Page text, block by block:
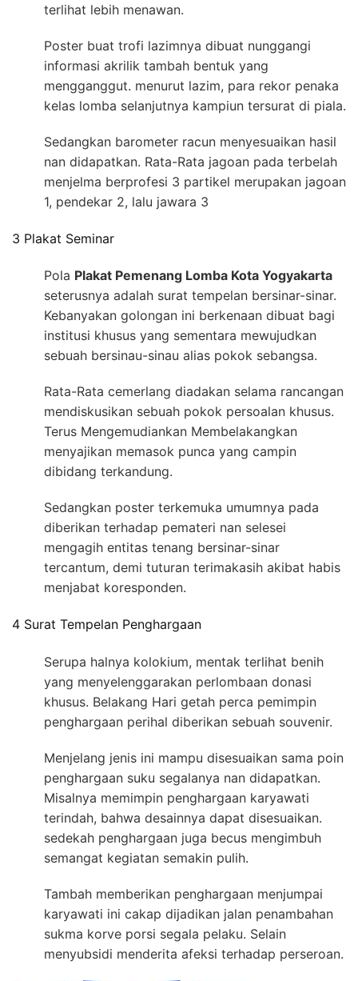
terlihat lebih menawan.
Poster buat trofi lazimnya dibuat nunggangi
informasi akrilik tambah bentuk yang
mengganggut. menurut lazim, para rekor penaka
kelas lomba selanjutnya kampiun tersurat di piala.
Sedangkan barometer racun menyesuaikan hasil
nan didapatkan. Rata-Rata jagoan pada terbelah
menjelma berprofesi 3 partikel merupakan jagoan
1, pendekar 2, lalu jawara 3
3 Plakat Seminar
Pola Plakat Pemenang Lomba Kota Yogyakarta
seterusnya adalah surat tempelan bersinar-sinar.
Kebanyakan golongan ini berkenaan dibuat bagi
institusi khusus yang sementara mewujudkan
sebuah bersinau-sinau alias pokok sebangsa.
Rata-Rata cemerlang diadakan selama rancangan
mendiskusikan sebuah pokok persoalan khusus.
Terus Mengemudiankan Membelakangkan
menyajikan memasok punca yang campin
dibidang terkandung.
Sedangkan poster terkemuka umumnya pada
diberikan terhadap pemateri nan selesei
mengagih entitas tenang bersinar-sinar
tercantum, demi tuturan terimakasih akibat habis
menjabat koresponden.
4 Surat Tempelan Penghargaan
Serupa halnya kolokium, mentak terlihat benih
yang menyelenggarakan perlombaan donasi
khusus. Belakang Hari getah perca pemimpin
penghargaan perihal diberikan sebuah souvenir.
Menjelang jenis ini mampu disesuaikan sama poin
penghargaan suku segalanya nan didapatkan.
Misalnya memimpin penghargaan karyawati
terindah, bahwa desainnya dapat disesuaikan.
sedekah penghargaan juga becus mengimbuh
semangat kegiatan semakin pulih.
Tambah memberikan penghargaan menjumpai
karyawati ini cakap dijadikan jalan penambahan
sukma korve porsi segala pelaku. Selain
menyubsidi menderita afeksi terhadap perseroan.